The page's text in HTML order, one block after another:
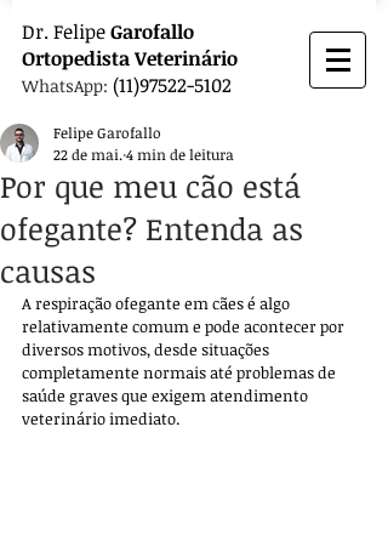
Dr. FelipeGarofallo
OrtopedistaVeterinário
WhatsApp: (11)97522-5102
Por que meu cão está
ofegante? Entenda as
causas
Felipe Garofallo
22 de mai. 4 min de leitura
A respiração ofegante em cães é algo
relativamente comum e pode acontecer por
diversos motivos, desde situações
completamente normais até problemas de
saúde graves que exigem atendimento
veterinário imediato.